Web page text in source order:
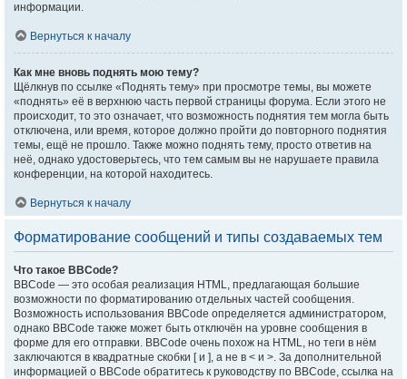
информации.
Вернуться к началу
Как мне вновь поднять мою тему?
Щёлкнув по ссылке «Поднять тему» при просмотре темы, вы можете
«поднять» её в верхнюю часть первой страницы форума. Если этого не
происходит, то это означает, что возможность поднятия тем могла быть
отключена, или время, которое должно пройти до повторного поднятия
темы, ещё не прошло. Также можно поднять тему, просто ответив на
неё, однако удостоверьтесь, что тем самым вы не нарушаете правила
конференции, на которой находитесь.
Вернуться к началу
Форматирование сообщений и типы создаваемых тем
Что такое BBCode?
BBCode — это особая реализация HTML, предлагающая большие
возможности по форматированию отдельных частей сообщения.
Возможность использования BBCode определяется администратором,
однако BBCode также может быть отключён на уровне сообщения в
форме для его отправки. BBCode очень похож на HTML, но теги в нём
заключаются в квадратные скобки [ и ], а не в < и >. За дополнительной
информацией о BBCode обратитесь к руководству по BBCode, ссылка на